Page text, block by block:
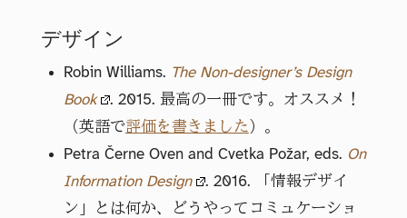
デザイン
Robin Williams. The Non-designer’s Design
Book
. 2015. 最高の一冊です。オススメ！
（英語で評価を書きました ）。
Petra Černe Oven and Cvetka Požar, eds. On
Information Design
. 2016. 「情報デザイ
ン」とは何か、どうやってコミュケーショ